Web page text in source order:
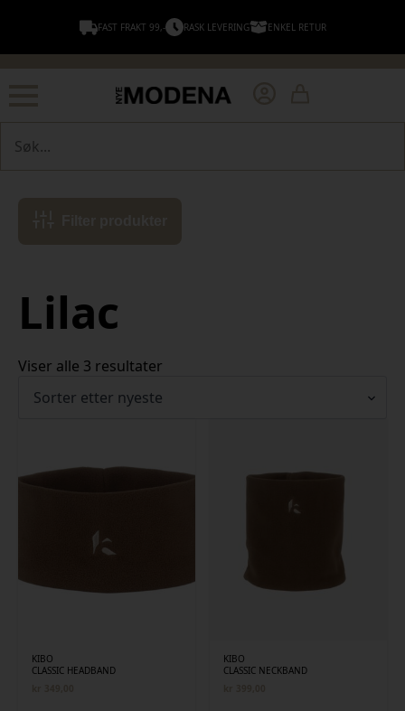
FAST FRAKT 99,- RASK LEVERING ENKEL RETUR
Lilac
Viser alle 3 resultater
KIBO
CLASSIC HEADBAND
KIBO
CLASSIC NECKBAND